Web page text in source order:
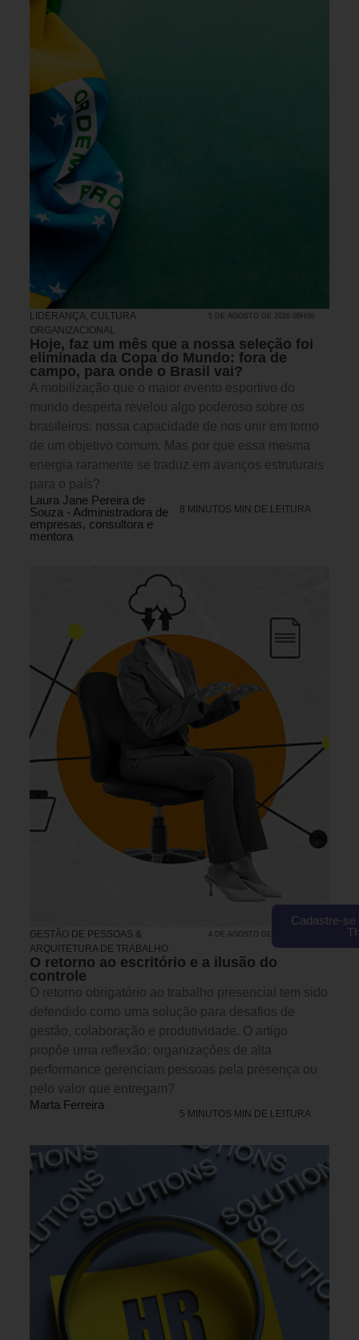
LIDERANÇA, CULTURA
ORGANIZACIONAL
5 DE AGOSTO DE 2026 08H00
Hoje, faz um mês que a nossa seleção foi
eliminada da Copa do Mundo: fora de
campo, para onde o Brasil vai?
A mobilização que o maior evento esportivo do
mundo desperta revelou algo poderoso sobre os
brasileiros: nossa capacidade de nos unir em torno
de um objetivo comum. Mas por que essa mesma
energia raramente se traduz em avanços estruturais
para o país?
Laura Jane Pereira de
Souza - Administradora de
empresas, consultora e
mentora
8 MINUTOS MIN DE LEITURA
GESTÃO DE PESSOAS &
ARQUITETURA DE TRABALHO
4 DE AGOSTO DE 2026 14H00
O retorno ao escritório e a ilusão do
controle
O retorno obrigatório ao trabalho presencial tem sido
defendido como uma solução para desafios de
gestão, colaboração e produtividade. O artigo
propõe uma reflexão: organizações de alta
performance gerenciam pessoas pela presença ou
pelo valor que entregam?
Marta Ferreira
5 MINUTOS MIN DE LEITURA
Cadastre-